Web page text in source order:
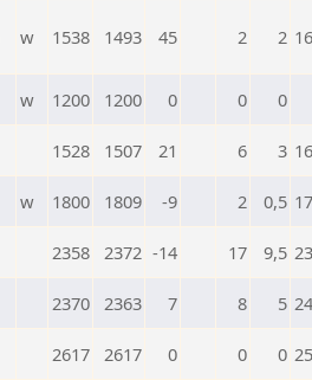
w 1538 1493 45 2 2
w 1200 1200 0 0 0
1528 1507 21 6 3
w 1800 1809 -9 2 0,5
2358 2372 -14 17 9,5
2370 2363 7 8 5
2617 2617 0 0 0